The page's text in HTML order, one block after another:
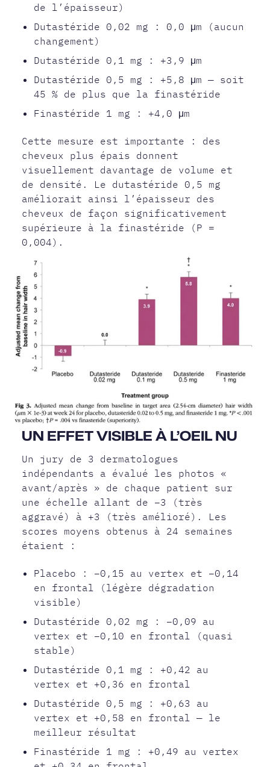
de l’épaisseur)
Dutastéride 0,02 mg : 0,0 μm (aucun
changement)
Dutastéride 0,1 mg : +3,9 μm
Dutastéride 0,5 mg : +5,8 μm — soit
45 % de plus que la finastéride
Finastéride 1 mg : +4,0 μm
Cette mesure est importante : des
cheveux plus épais donnent
visuellement davantage de volume et
de densité. Le dutastéride 0,5 mg
améliorait ainsi l’épaisseur des
cheveux de façon significativement
supérieure à la finastéride (P =
0,004).
UN EFFET VISIBLE À L’OEIL NU
Un jury de 3 dermatologues
indépendants a évalué les photos «
avant/après » de chaque patient sur
une échelle allant de −3 (très
aggravé) à +3 (très amélioré). Les
scores moyens obtenus à 24 semaines
étaient :
Placebo : −0,15 au vertex et −0,14
en frontal (légère dégradation
visible)
Dutastéride 0,02 mg : −0,09 au
vertex et −0,10 en frontal (quasi
stable)
Dutastéride 0,1 mg : +0,42 au
vertex et +0,36 en frontal
Dutastéride 0,5 mg : +0,63 au
vertex et +0,58 en frontal — le
meilleur résultat
Finastéride 1 mg : +0,49 au vertex